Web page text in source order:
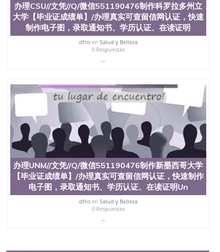
办理CSU//文凭//Q/微信551190476制作科罗拉多州立
大学【毕业证成绩单】/办理真实可查留信网认证，快速
制作电子图，录取通知书、学历认证、在读证明
dfnsen Salud y Belleza
0 Respuestas
...
办理UNM//文凭//Q/微信551190476制作新墨西哥大学
【毕业证成绩单】/办理真实可查留信网认证，快速制作
电子图，录取通知书、学历认证、在读证明Un
dfnsen Salud y Belleza
0 Respuestas
...